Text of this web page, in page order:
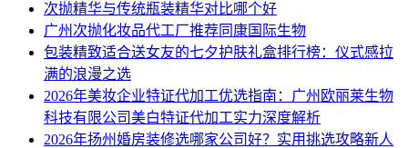
次抛精华与传统瓶装精华对比哪个好
广州次抛化妆品代工厂推荐同康国际生物
包装精致适合送女友的七夕护肤礼盒排行榜：仪式感拉
满的浪漫之选
2026年美妆企业特证代加工优选指南：广州欧丽莱生物
科技有限公司美白特证代加工实力深度解析
2026年扬州婚房装修选哪家公司好？实用挑选攻略新人